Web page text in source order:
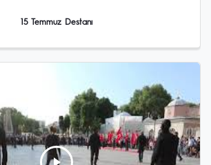
15 Temmuz Destanı